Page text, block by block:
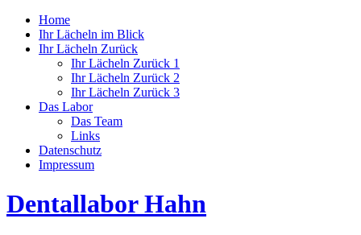
Home
Ihr Lächeln im Blick
Ihr Lächeln Zurück
Ihr Lächeln Zurück 1
Ihr Lächeln Zurück 2
Ihr Lächeln Zurück 3
Das Labor
Das Team
Links
Datenschutz
Impressum
Dentallabor Hahn